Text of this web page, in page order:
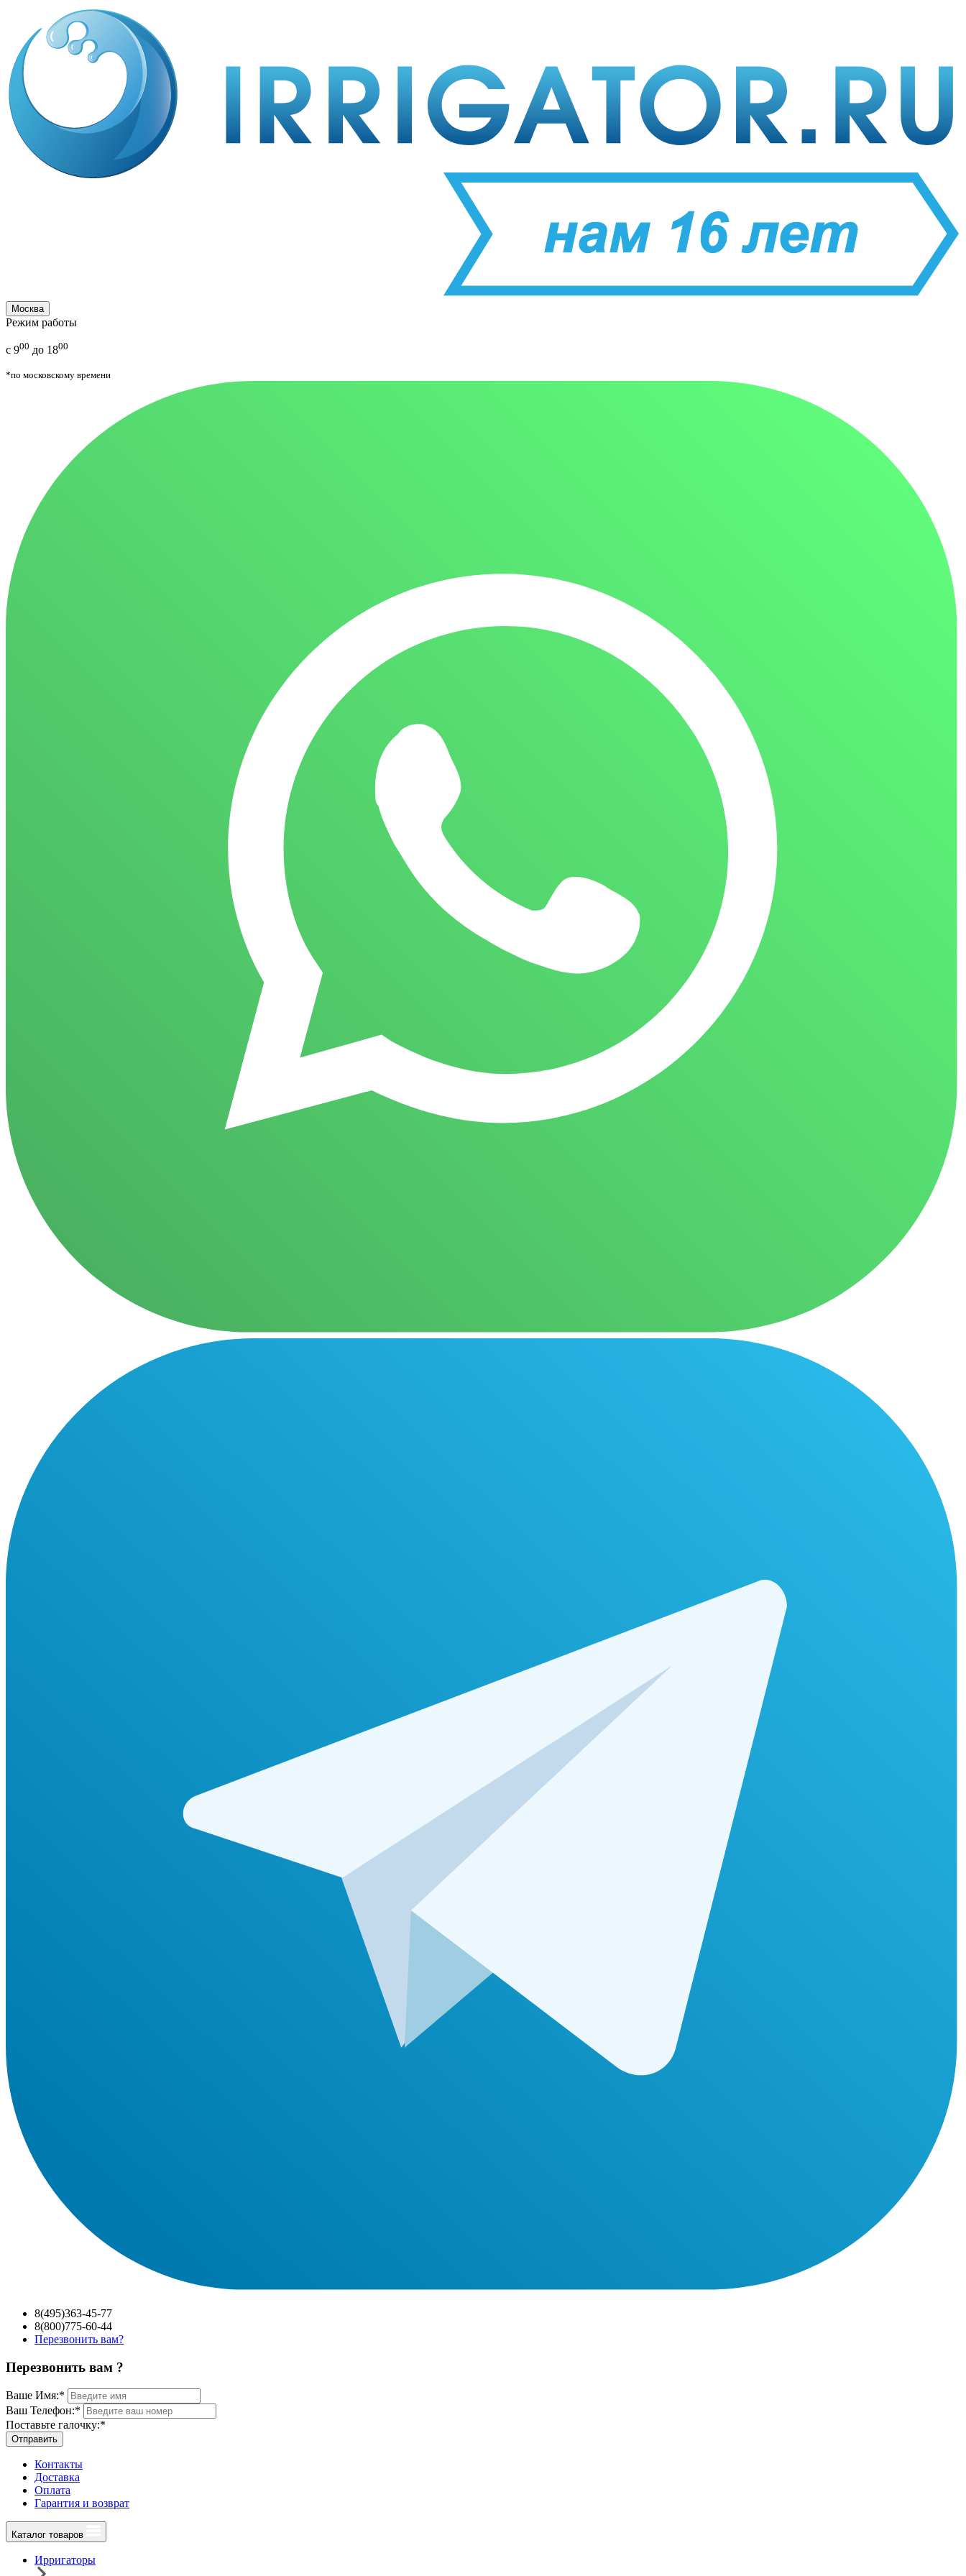
Москва
Режим работы
с 900 до 1800
*по московскому времени
8(495)363-45-77
8(800)775-60-44
Перезвонить вам?
Перезвонить вам ?
Ваше Имя:*
Ваш Телефон:*
Поставьте галочку:*
Отправить
Контакты
Доставка
Оплата
Гарантия и возврат
Каталог товаров
Ирригаторы